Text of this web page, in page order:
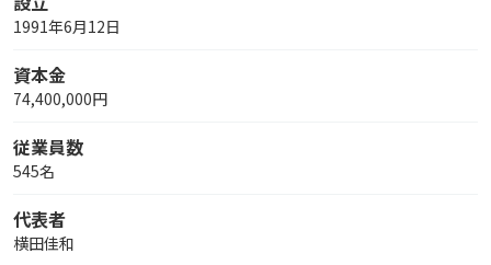
1991年6月12日
資本金
74,400,000円
従業員数
545名
代表者
横田佳和